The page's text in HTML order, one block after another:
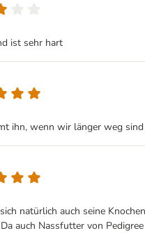
ist sehr hart
ihn, wenn wir länger weg
natürlich auch seine
auch Nassfutter von